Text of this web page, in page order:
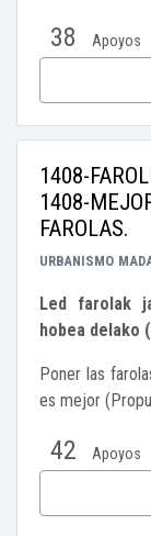
38 Apoyos
1408-
1408-
FAROLAS.
URBANISMO
Led farolak
hobea delako
Poner las
es mejor
42 Apoyos